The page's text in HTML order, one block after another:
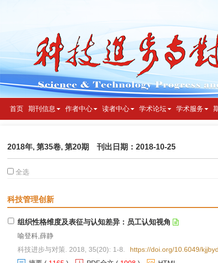
首页 期刊信息 作者中心 读者中心 学术论坛 学术服务
2018年, 第35卷, 第20期 刊出日期：2018-10-25
全选
科技管理创新
组织性格维度及表征与认知差异：员工认知视角
喻登科,薛静
科技进步与对策. 2018, 35(20): 1-8.
https://doi.org/10.6049/